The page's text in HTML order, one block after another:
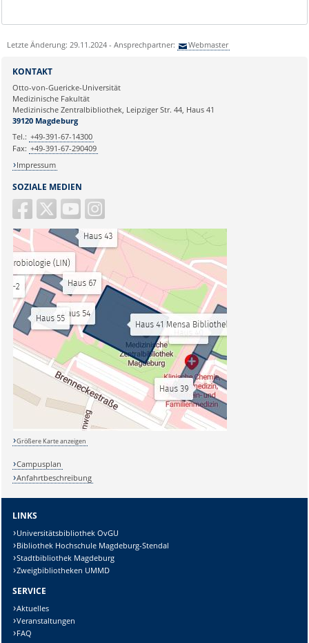
Letzte Änderung: 29.11.2024 - Ansprechpartner: Webmaster
SOZIALE MEDIEN
KONTAKT
Otto-von-Guericke-Universität
Medizinische Fakultät
Medizinische Zentralbibliothek, Leipziger Str. 44, Haus 41
39120 Magdeburg
Tel.: +49-391-67-14300
Fax: +49-391-67-290409
Impressum
Größere Karte anzeigen
Campusplan
Anfahrtbeschreibung
LINKS
Universitätsbibliothek OvGU
Bibliothek Hochschule Magdeburg-Stendal
Stadtbibliothek Magdeburg
Zweigbibliotheken UMMD
SERVICE
Aktuelles
Veranstaltungen
FAQ